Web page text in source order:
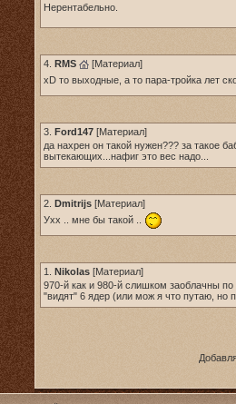
Нерентабельно.
4. RMS [Материал]
xD то выходные, а то пара-тройка лет
3. Ford147 [Материал]
да нахрен он такой нужен??? за такое
вытекающих...нафиг это вес надо...
2. Dmitrijs [Материал]
Ухх .. мне бы такой ..
1. Nikolas [Материал]
970-й как и 980-й слишком заоблачны
"видят" 6 ядер (или мож я что путаю, но